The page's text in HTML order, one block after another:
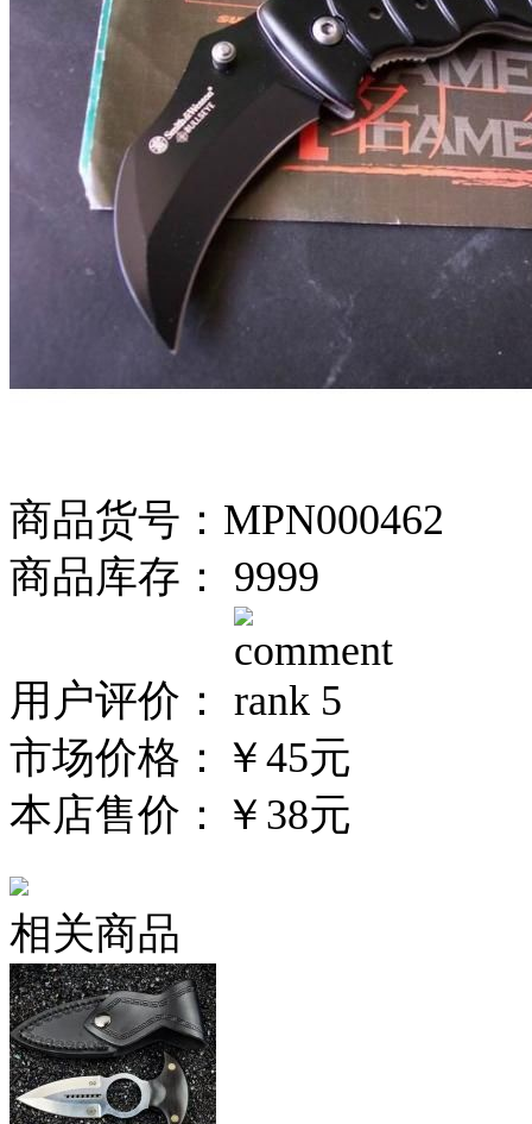
商品货号：MPN000462
商品库存： 9999
用户评价：
市场价格： ￥45元
本店售价： ￥38元
相关商品